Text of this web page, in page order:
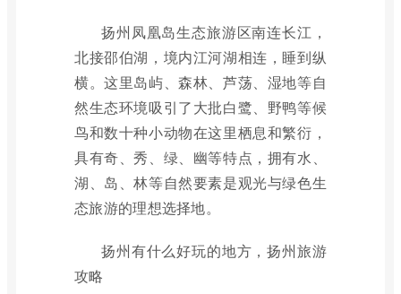
扬州凤凰岛生态旅游区南连长江，
北接邵伯湖，境内江河湖相连，睡到纵
横。这里岛屿、森林、芦荡、湿地等自
然生态环境吸引了大批白鹭、野鸭等候
鸟和数十种小动物在这里栖息和繁衍，
具有奇、秀、绿、幽等特点，拥有水、
湖、岛、林等自然要素是观光与绿色生
态旅游的理想选择地。
扬州有什么好玩的地方，扬州旅游
攻略